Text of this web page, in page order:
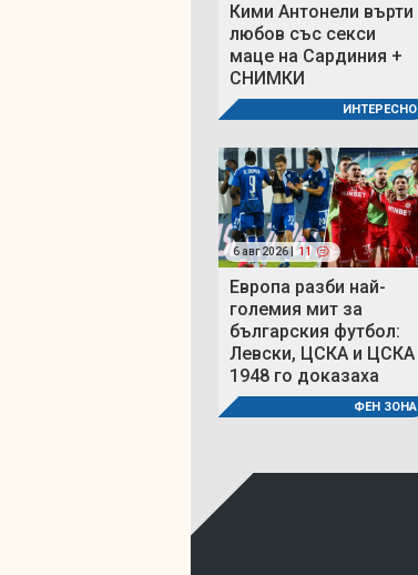
Кими Антонели върти
любов със секси
маце на Сардиния +
СНИМКИ
ИНТЕРЕСНО
6 авг 2026 | 11
Европа разби най-
големия мит за
българския футбол:
Левски, ЦСКА и ЦСКА
1948 го доказаха
ФЕН ЗОНА